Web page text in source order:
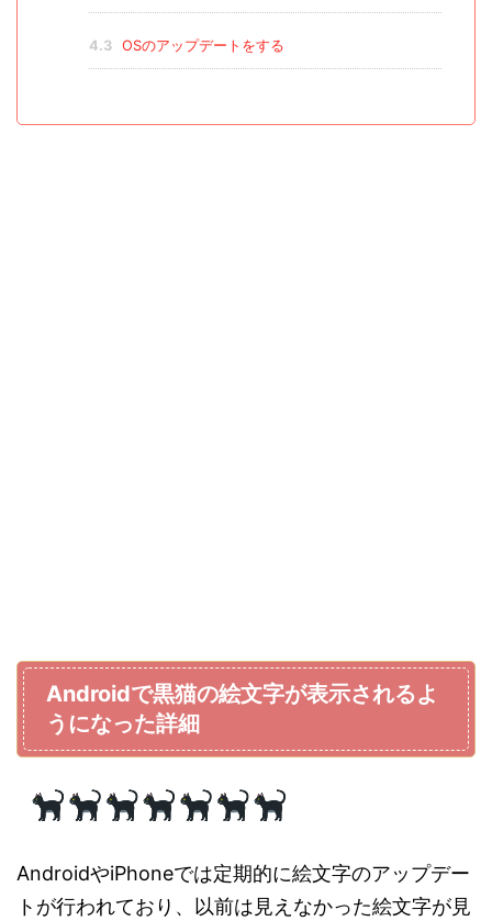
4.3 OSのアップデートをする
Androidで黒猫の絵文字が表示されるよ
うになった詳細
AndroidやiPhoneでは定期的に絵文字のアップデー
トが行われており、以前は見えなかった絵文字が見